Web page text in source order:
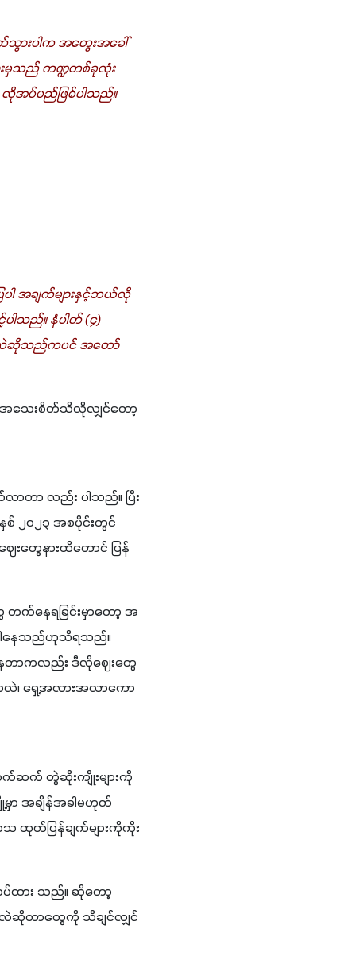
သွားပါက အတွေးအခေါ်
ားမှသည် ကဏ္ဍတစ်ခုလုံး
လိုအပ်မည်ဖြစ်ပါသည်။
ါ အချက်များနှင့်ဘယ်လို
သည်။ နံပါတ် (၄)
မလဲဆိုသည်ကပင် အတော်
အသေးစိတ်သိလိုလျှင်တော့
ာတာ လည်း ပါသည်။ ပြီး
၂၀၂၃ အစပိုင်းတွင်
တွေနားထိတောင် ပြန်
က်နေရခြင်းမှာတော့ အ
ါနေသည်ဟုသိရသည်။
တာကလည်း ဒီလိုဈေးတွေ
၊ ရှေ့အလားအလာကော
ာက်ဆက် တွဲဆိုးကျိုးများကို
မှာ အချိန်အခါမဟုတ်
ထုတ်ပြန်ချက်များကိုကိုး
သပ်ထား သည်။ ဆိုတော့
လဲဆိုတာတွေကို သိချင်လျှင်